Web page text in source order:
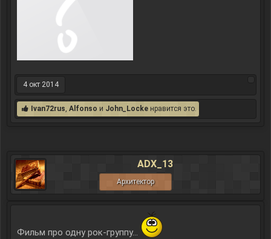
4 окт 2014
Ivan72rus, Alfonso и John_Locke нравится это.
ADX_13
Архитектор
Фильм про одну рок-группу...